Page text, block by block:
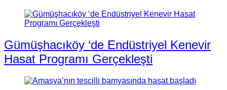
Gümüşhacıköy ‘de Endüstriyel Kenevir
Hasat Programı Gerçekleşti